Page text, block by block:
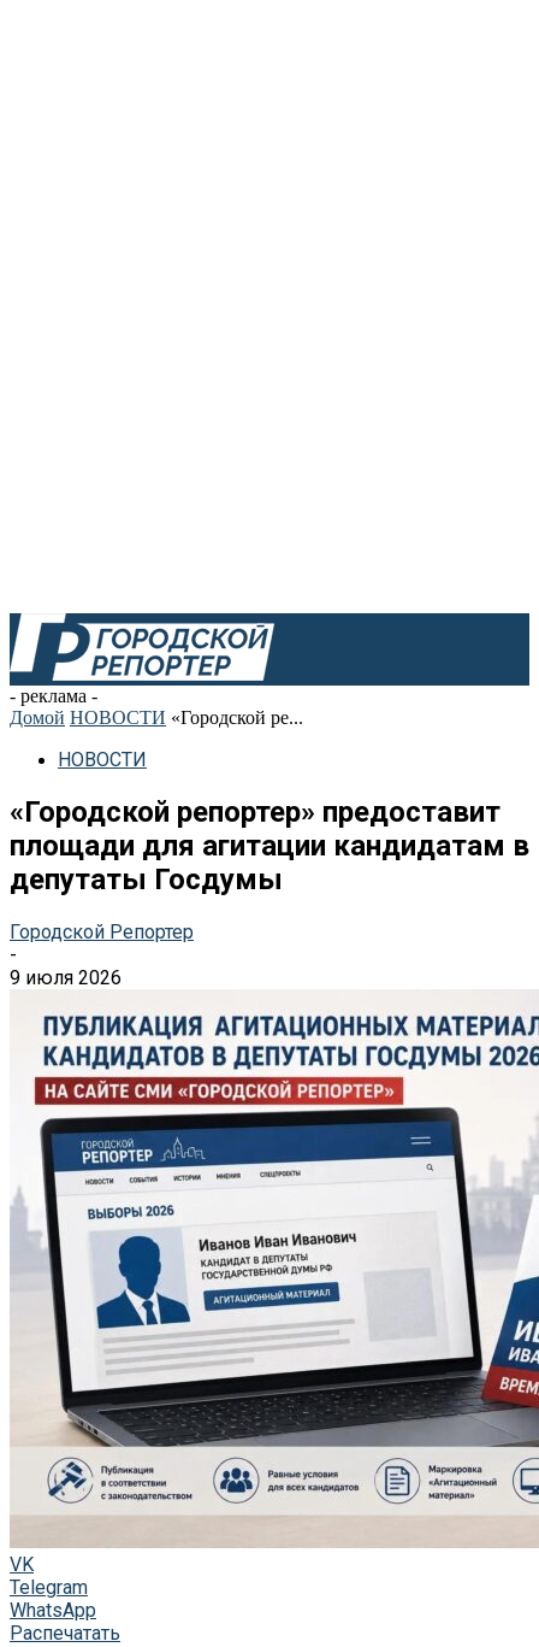
- реклама -
Домой НОВОСТИ «Городской ре...
НОВОСТИ
«Городской репортер» предоставит
площади для агитации кандидатам в
депутаты Госдумы
Городской Репортер
-
9 июля 2026
VK
Telegram
WhatsApp
Распечатать